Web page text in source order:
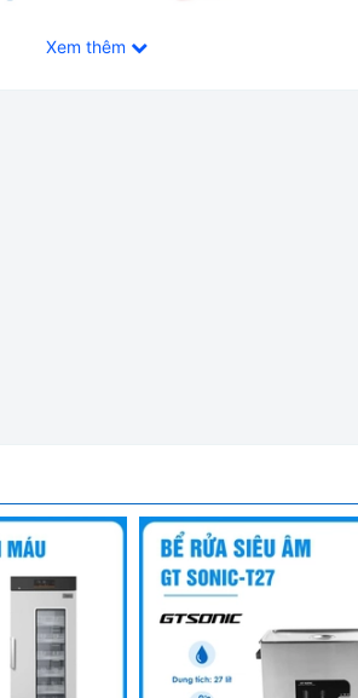
tế OSHA 29CFR1910.106 và NFPA
bóng, chống ăn mòn, chống bụi, gỉ
sát hoặc tia lửa cơ học, hạn chế tích tụ
đồng quản lý, nâng cao tính bảo mật và
Xem thêm